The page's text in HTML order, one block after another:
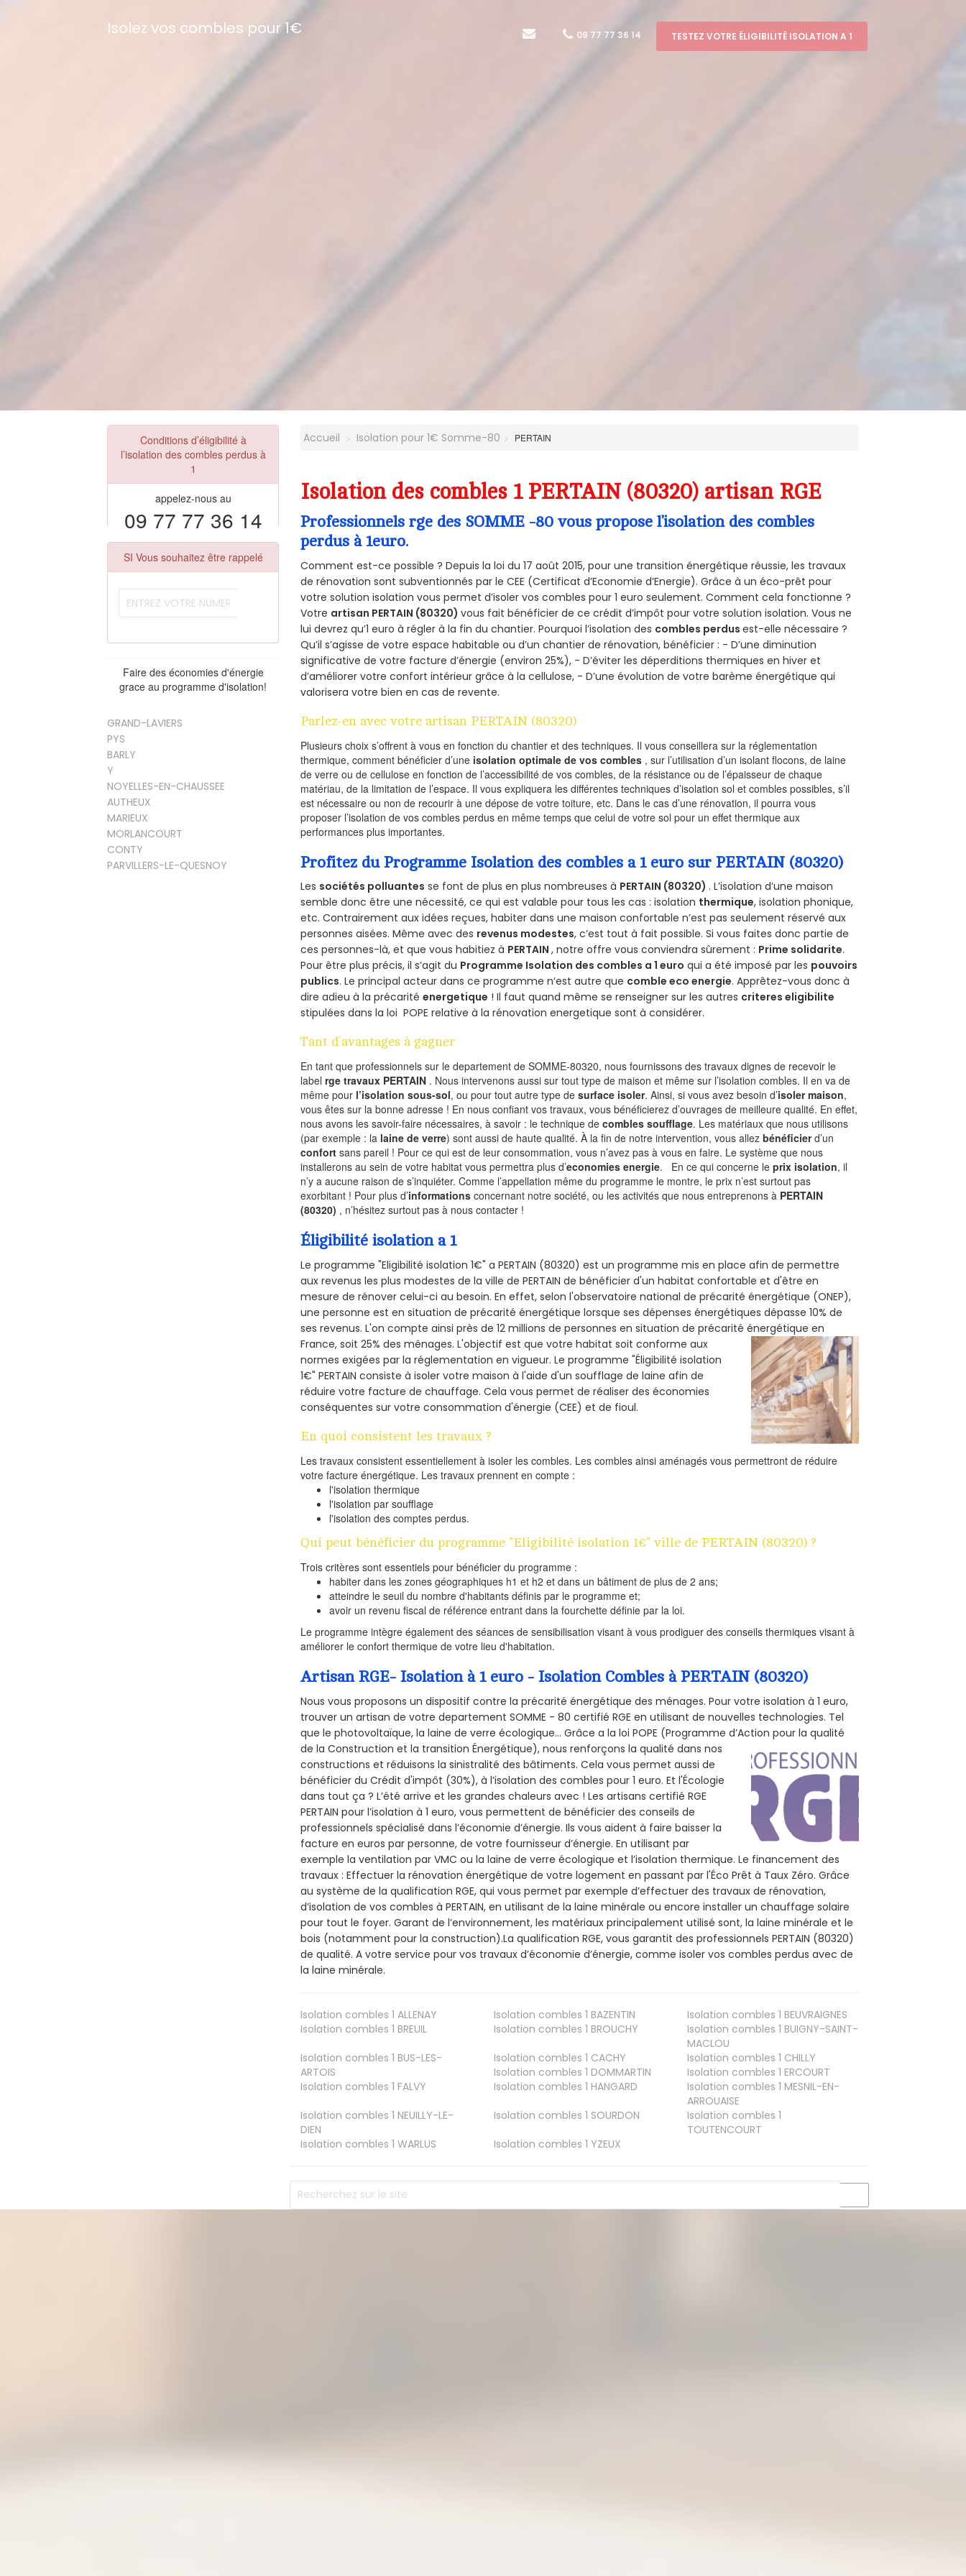
Isolez vos combles pour 1€ 09 77 77 36 14 TESTEZ VOTRE ÉLIGIBILITÉ ISOLATION A 1
Conditions d’éligibilité à
l’isolation des combles perdus à
1
appelez-nous au
09 77 77 36 14
SI Vous souhaitez être rappelé
Faire des économies d'énergie
grace au programme d'isolation!
GRAND-LAVIERS
PYS
BARLY
Y
NOYELLES-EN-CHAUSSEE
AUTHEUX
MARIEUX
MORLANCOURT
CONTY
PARVILLERS-LE-QUESNOY
Accueil Isolation pour 1€ Somme-80 PERTAIN
Isolation des combles 1 PERTAIN (80320) artisan RGE
Professionnels rge des SOMME -80 vous propose l’isolation des combles
perdus à 1euro.
Comment est-ce possible ? Depuis la loi du 17 août 2015, pour une transition énergétique réussie, les travaux
de rénovation sont subventionnés par le CEE (Certificat d’Economie d’Energie). Grâce à un éco-prêt pour
votre solution isolation vous permet d’isoler vos combles pour 1 euro seulement. Comment cela fonctionne ?
Votre artisan PERTAIN (80320)vous fait bénéficier de ce crédit d’impôt pour votre solution isolation. Vous ne
lui devrez qu’1 euro à régler à la fin du chantier. Pourquoi l’isolation des combles perdusest-elle nécessaire ?
Qu’il s’agisse de votre espace habitable ou d’un chantier de rénovation, bénéficier : - D’une diminution
significative de votre facture d’énergie (environ 25%), - D’éviter les déperditions thermiques en hiver et
d’améliorer votre confort intérieur grâce à la cellulose, - D’une évolution de votre barème énergétique qui
valorisera votre bien en cas de revente.
Parlez-en avec votre artisan PERTAIN (80320)
Plusieurs choix s’offrent à vous en fonction du chantier et des techniques. Il vous conseillera sur la réglementation
thermique, comment bénéficier d’une isolation optimale de vos combles , sur l’utilisation d’un isolant flocons, de laine
de verre ou de cellulose en fonction de l’accessibilité de vos combles, de la résistance ou de l’épaisseur de chaque
matériau, de la limitation de l’espace. Il vous expliquera les différentes techniques d’isolation sol et combles possibles, s’il
est nécessaire ou non de recourir à une dépose de votre toiture, etc. Dans le cas d’une rénovation, il pourra vous
proposer l’isolation de vos combles perdus en même temps que celui de votre sol pour un effet thermique aux
performances plus importantes.
Profitez du Programme Isolation des combles a 1 euro sur PERTAIN (80320)
Les sociétés polluantes se font de plus en plus nombreuses à PERTAIN (80320) . L’isolation d’une maison
semble donc être une nécessité, ce qui est valable pour tous les cas : isolation thermique, isolation phonique,
etc. Contrairement aux idées reçues, habiter dans une maison confortable n’est pas seulement réservé aux
personnes aisées. Même avec des revenus modestes, c’est tout à fait possible. Si vous faites donc partie de
ces personnes-là, et que vous habitiez à PERTAIN, notre offre vous conviendra sûrement : Prime solidarite.
Pour être plus précis, il s’agit du Programme Isolation des combles a 1 euro qui a été imposé par les pouvoirs
publics. Le principal acteur dans ce programme n’est autre que comble eco energie. Apprêtez-vous donc à
dire adieu à la précaritéenergetique ! Il faut quand même se renseigner sur les autres criteres eligibilite
stipulées dans la loi POPE relative à la rénovation energetique sont à considérer.
Tant d’avantages à gagner
En tant que professionnels sur le departement de SOMME-80320, nous fournissons des travaux dignes de recevoir le
labelrge travaux PERTAIN . Nous intervenons aussi sur tout type de maison et même sur l’isolation combles. Il en va de
même pour l’isolation sous-sol, ou pour tout autre type desurface isoler. Ainsi, si vous avez besoin d’isoler maison,
vous êtes sur la bonne adresse ! En nous confiant vos travaux, vous bénéficierez d’ouvrages de meilleure qualité. En effet,
nous avons les savoir-faire nécessaires, à savoir : le technique decombles soufflage. Les matériaux que nous utilisons
(par exemple : la laine de verre) sont aussi de haute qualité. À la fin de notre intervention, vous allezbénéficierd’un
confort sans pareil ! Pour ce qui est de leur consommation, vous n’avez pas à vous en faire. Le système que nous
installerons au sein de votre habitat vous permettra plus d’economies energie. En ce qui concerne leprix isolation, il
n’y a aucune raison de s’inquiéter. Comme l’appellation même du programme le montre, le prix n’est surtout pas
exorbitant ! Pour plus d’informations concernant notre société, ou les activités que nous entreprenons à PERTAIN
(80320) , n’hésitez surtout pas à nous contacter !
Éligibilité isolation a 1
Le programme "Eligibilité isolation 1€" a PERTAIN (80320) est un programme mis en place afin de permettre
aux revenus les plus modestes de la ville de PERTAIN de bénéficier d'un habitat confortable et d'être en
mesure de rénover celui-ci au besoin. En effet, selon l'observatoire national de précarité énergétique (ONEP),
une personne est en situation de précarité énergétique lorsque ses dépenses énergétiques dépasse 10% de
ses revenus. L'on compte ainsi près de 12 millions de personnes en situation de précarité énergétique en
France, soit 25% des ménages.L'objectif est que votre habitat soit conforme aux
normes exigées par la réglementation en vigueur. Le programme "Éligibilité isolation
1€" PERTAIN consiste à isoler votre maison à l'aide d'un soufflage de laine afin de
réduire votre facture de chauffage. Cela vous permet de réaliser des économies
conséquentes sur votre consommation d'énergie (CEE) et de fioul.
En quoi consistent les travaux ?
Les travaux consistent essentiellement à isoler les combles. Les combles ainsi aménagés vous permettront de réduire
votre facture énergétique. Les travaux prennent en compte :
l'isolation thermique
l'isolation par soufflage
l'isolation des comptes perdus.
Qui peut bénéficier du programme "Eligibilité isolation 1€" ville de PERTAIN (80320) ?
Trois critères sont essentiels pour bénéficier du programme :
habiter dans les zones géographiques h1 et h2 et dans un bâtiment de plus de 2 ans;
atteindre le seuil du nombre d'habitants définis par le programme et;
avoir un revenu fiscal de référence entrant dans la fourchette définie par la loi.
Le programme intègre également des séances de sensibilisation visant à vous prodiguer des conseils thermiques visant à
améliorer le confort thermique de votre lieu d'habitation.
Artisan RGE- Isolation à 1 euro - Isolation Combles à PERTAIN (80320)
Nous vous proposons un dispositif contre la précarité énergétique des ménages. Pour votre isolation à 1 euro,
trouver un artisan de votre departement SOMME - 80 certifié RGE en utilisant de nouvelles technologies. Tel
que le photovoltaïque, la laine de verre écologique... Grâce a la loi POPE (Programme d’Action pour la qualité
de la Construction et la transition Énergétique), nous renforçons la qualité dans nos
constructions et réduisons la sinistralité des bâtiments. Cela vous permet aussi de
bénéficier du Crédit d'impôt (30%), à l’isolation des combles pour 1 euro. Et l'Écologie
dans tout ça ? L’été arrive et les grandes chaleurs avec ! Les artisans certifié RGE
PERTAIN pour l’isolation à 1 euro, vous permettent de bénéficier des conseils de
professionnels spécialisé dans l’économie d’énergie. Ils vous aident à faire baisser la
facture en euros par personne, de votre fournisseur d’énergie. En utilisant par
exemple la ventilation par VMC ou la laine de verre écologique et l’isolation thermique. Le financement des
travaux : Effectuer la rénovation énergétique de votre logement en passant par l'Éco Prêt à Taux Zéro. Grâce
au système de la qualification RGE, qui vous permet par exemple d’effectuer des travaux de rénovation,
d’isolation de vos combles à PERTAIN, en utilisant de la laine minérale ou encore installer un chauffage solaire
pour tout le foyer. Garant de l’environnement, les matériaux principalement utilisé sont, la laine minérale et le
bois (notamment pour la construction).La qualification RGE, vous garantit des professionnels PERTAIN (80320)
de qualité. A votre service pour vos travaux d’économie d’énergie, comme isoler vos combles perdus avec de
la laine minérale.
Isolation combles 1 ALLENAY Isolation combles 1 BAZENTIN Isolation combles 1 BEUVRAIGNES
Isolation combles 1 BREUIL Isolation combles 1 BROUCHY Isolation combles 1 BUIGNY-SAINT-
MACLOU
Isolation combles 1 BUS-LES-
ARTOIS
Isolation combles 1 CACHY Isolation combles 1 CHILLY
Isolation combles 1 DOMMARTIN Isolation combles 1 ERCOURT
Isolation combles 1 FALVY Isolation combles 1 HANGARD Isolation combles 1 MESNIL-EN-
ARROUAISE
Isolation combles 1 NEUILLY-LE-
DIEN
Isolation combles 1 SOURDON
Isolation combles 1
TOUTENCOURT
Isolation combles 1 WARLUS Isolation combles 1 YZEUX